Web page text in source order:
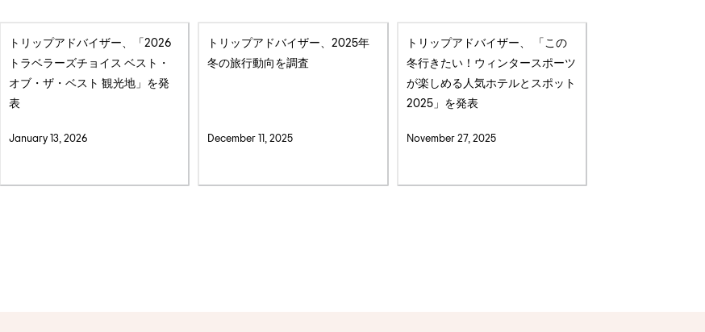
トリップアドバイザー、「2026
トラベラーズチョイス ベスト・
オブ・ザ・ベスト 観光地」を発
表
January 13, 2026
トリップアドバイザー、2025年
冬の旅行動向を調査
December 11, 2025
トリップアドバイザー、 「この
冬行きたい！ウィンタースポーツ
が楽しめる人気ホテルとスポット
2025」を発表
November 27, 2025